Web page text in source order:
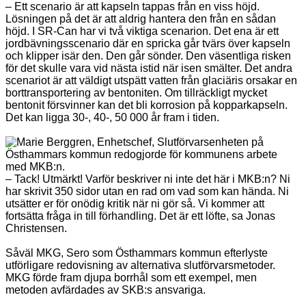
– Ett scenario är att kapseln tappas från en viss höjd.
Lösningen på det är att aldrig hantera den från en sådan
höjd. I SR-Can har vi två viktiga scenarion. Det ena är ett
jordbävningsscenario där en spricka går tvärs över kapseln
och klipper isär den. Den går sönder. Den väsentliga risken
för det skulle vara vid nästa istid när isen smälter. Det andra
scenariot är att väldigt utspätt vatten från glaciäris orsakar en
borttransportering av bentoniten. Om tillräckligt mycket
bentonit försvinner kan det bli korrosion på kopparkapseln.
Det kan ligga 30-, 40-, 50 000 år fram i tiden.
– Tack! Utmärkt! Varför beskriver ni inte det här i MKB:n? Ni
har skrivit 350 sidor utan en rad om vad som kan hända. Ni
utsätter er för onödig kritik när ni gör så. Vi kommer att
fortsätta fråga in till förhandling. Det är ett löfte, sa Jonas
Christensen.
Såväl MKG, Sero som Östhammars kommun efterlyste
utförligare redovisning av alternativa slutförvarsmetoder.
MKG förde fram djupa borrhål som ett exempel, men
metoden avfärdades av SKB:s ansvariga.